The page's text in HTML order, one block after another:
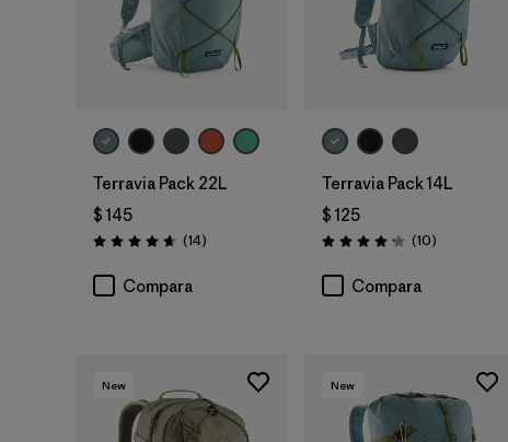
Terravia Pack 22L
$ 145
Valoración: 4.6 / 5
(14Comentarios
)
Compara
Terravia Pack 14L
$ 125
Valoración: 4.2 / 5
(10Comentarios
)
Compara
New New